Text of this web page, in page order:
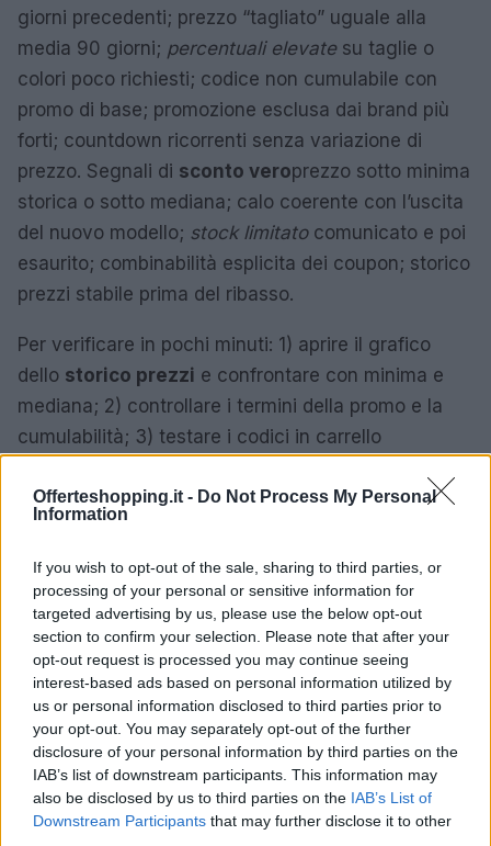
Offerteshopping.it - Do Not Process My Personal
Information
If you wish to opt-out of the sale, sharing to third parties, or
processing of your personal or sensitive information for
targeted advertising by us, please use the below opt-out
section to confirm your selection. Please note that after your
opt-out request is processed you may continue seeing
interest-based ads based on personal information utilized by
us or personal information disclosed to third parties prior to
your opt-out. You may separately opt-out of the further
disclosure of your personal information by third parties on the
IAB’s list of downstream participants. This information may
also be disclosed by us to third parties on the IAB’s List of
Downstream Participants that may further disclose it to other
giorni precedenti; prezzo “tagliato” uguale alla
media 90 giorni; percentuali elevatesu taglie o
colori poco richiesti; codice non cumulabile con
promo di base; promozione esclusa dai brand più
forti; countdown ricorrenti senza variazione di
prezzo. Segnali di sconto veroprezzo sotto minima
storica o sotto mediana; calo coerente con l’uscita
del nuovo modello; stock limitatocomunicato e poi
esaurito; combinabilità esplicita dei coupon; storico
prezzi stabile prima del ribasso.
Per verificare in pochi minuti: 1) aprire il grafico
dello storico prezzi e confrontare con minima e
mediana; 2) controllare i termini della promo e la
cumulabilità; 3) testare i codici in carrello
cashbacke rifare il checkout in una sola sessione;
valore leggermente inferiore per cogliere ulteriori
cali. Se due o più segnali “veri” coincidono,
l’acquisto ha solide basi.
Esempi pratici: elettronica, moda e
spesa quotidiana
Elettronica: uno smartphone di fascia media
segnato a 349€ “–30%” potrebbe non essere un
affare se la medianaa 90 giorni è 329€. L’acquisto